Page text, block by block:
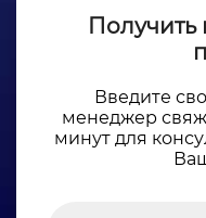
Получить
Введите
менеджер
минут для